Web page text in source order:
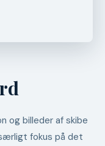
og billeder af skibe
fokus på det